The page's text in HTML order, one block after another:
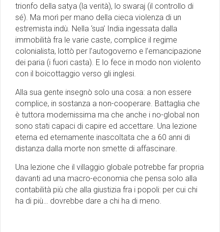
trionfo della satya (la verità), lo swaraj (il controllo di
sé). Ma morì per mano della cieca violenza di un
estremista indù. Nella ‘sua’ India ingessata dalla
immobilità fra le varie caste, complice il regime
colonialista, lottò per l’autogoverno e l’emancipazione
dei paria (i fuori casta). E lo fece in modo non violento
con il boicottaggio verso gli inglesi.
Alla sua gente insegnò solo una cosa: a non essere
complice, in sostanza a non-cooperare. Battaglia che
è tuttora modernissima ma che anche i no-global non
sono stati capaci di capire ed accettare. Una lezione
eterna ed eternamente inascoltata che a 60 anni di
distanza dalla morte non smette di affascinare.
Una lezione che il villaggio globale potrebbe far propria
davanti ad una macro-economia che pensa solo alla
contabilità più che alla giustizia fra i popoli: per cui chi
ha di più… dovrebbe dare a chi ha di meno.